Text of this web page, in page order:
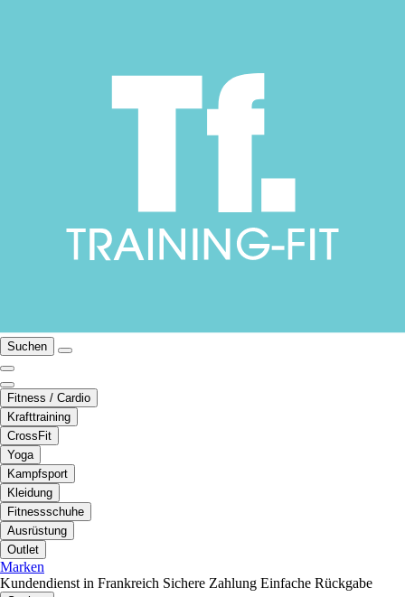
Suchen
Fitness / Cardio
Krafttraining
CrossFit
Yoga
Kampfsport
Kleidung
Fitnessschuhe
Ausrüstung
Outlet
Marken
Kundendienst in Frankreich Sichere Zahlung Einfache Rückgabe